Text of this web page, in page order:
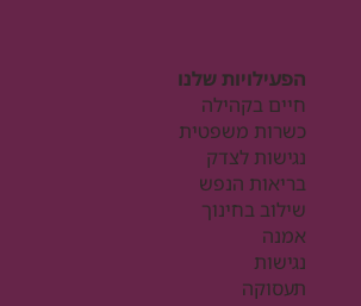
הפעילויות שלנו
חיים בקהילה
כשרות משפטית
נגישות לצדק
בריאות הנפש
שילוב בחינוך
אמנה
נגישות
תעסוקה